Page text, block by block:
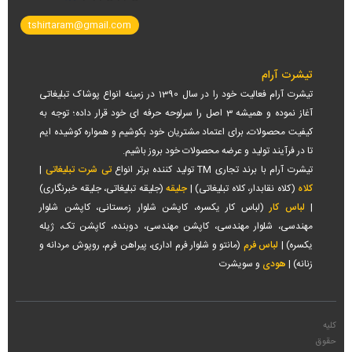
tshirtaram@gmail.com
تیشرت آرام
تیشرت آرام فعالیت خود را در سال 1390 در زمینه انواع پوشاک تبلیغاتی
آغاز نموده و همیشه 3 اصل را سرلوحه حرفه ای خود قرار داده؛ توجه به
کیفیت محصولات، برای اعتماد مشتریان خود بکوشیم و همواره کوشیده ایم
تا در فرآیند تولید و عرضه محصولات خود بروز باشیم.
تیشرت آرام با برند تجاری TM تولید کننده برتر انواع
تی شرت تبلیغاتی |
کلاه (کلاه نقابدار، کلاه تبلیغاتی) | جلیقه (جلیقه تبلیغاتی، جلیقه خبرنگاری)
| لباس کار (لباس کار یکسره، کاپشن شلوار زمستانی، کاپشن شلوار
مهندسی، شلوار مهندسی، کاپشن مهندسی، دوبنده، کاپشن تک، ژیله
یکسره) | لباس فرم (مانتو و شلوار فرم اداری، پیراهن فرم، روپوش مردانه و
زنانه) | هودی و سویشرت
کلیه
حقوق